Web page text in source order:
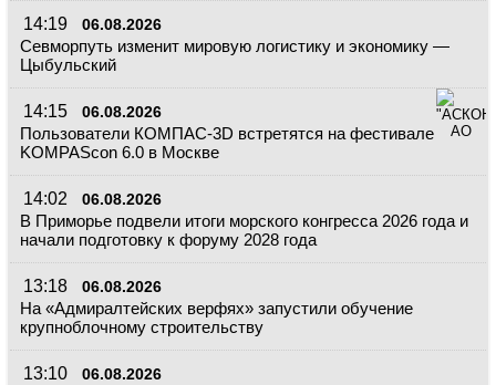
14:19 06.08.2026
Севморпуть изменит мировую логистику и экономику —
Цыбульский
14:15 06.08.2026
Пользователи КОМПАС-3D встретятся на фестивале
KOMPAScon 6.0 в Москве
14:02 06.08.2026
В Приморье подвели итоги морского конгресса 2026 года и
начали подготовку к форуму 2028 года
13:18 06.08.2026
На «Адмиралтейских верфях» запустили обучение
крупноблочному строительству
13:10 06.08.2026